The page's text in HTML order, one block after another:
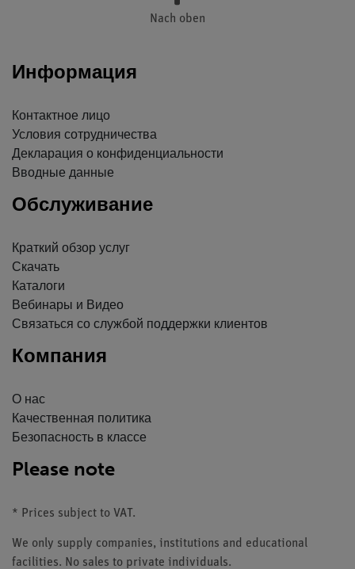
Nach oben
Информация
Контактное лицо
Условия сотрудничества
Декларация о конфиденциальности
Вводные данные
Обслуживание
Краткий обзор услуг
Скачать
Каталоги
Вебинары и Видео
Связаться со службой поддержки клиентов
Компания
О нас
Качественная политика
Безопасность в классе
Please note
* Prices subject to VAT.
We only supply companies, institutions and educational
facilities. No sales to private individuals.